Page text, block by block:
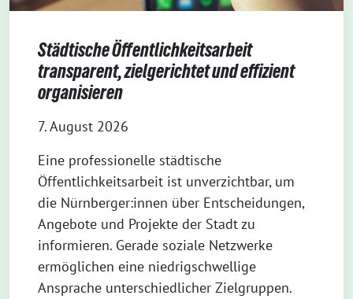
Städtische Öffentlichkeitsarbeit
transparent, zielgerichtet und effizient
organisieren
7. August 2026
Eine professionelle städtische
Öffentlichkeitsarbeit ist unverzichtbar, um
die Nürnberger:innen über Entscheidungen,
Angebote und Projekte der Stadt zu
informieren. Gerade soziale Netzwerke
ermöglichen eine niedrigschwellige
Ansprache unterschiedlicher Zielgruppen.